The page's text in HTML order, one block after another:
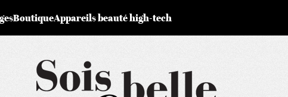
BoutiqueAppareils beauté high-tech